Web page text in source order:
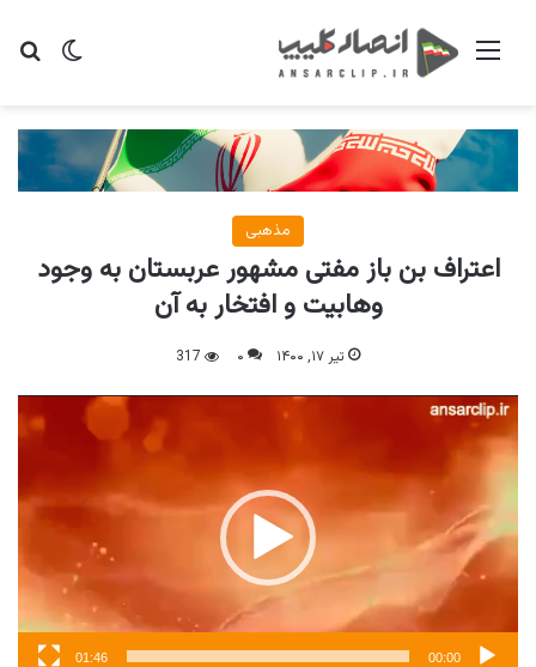
تغییر منو
مذهبی
اعتراف بن باز مفتی مشهور عربستان به وجود
وهابیت و افتخار به آن
تیر ۱۷, ۱۴۰۰ ۰ 317
نمایشگر
ویدیو
00:00
01:46